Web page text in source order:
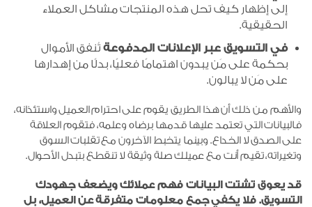
إلى إظهار كيف تحل هذه المنتجات مشاكل العملاء
الحقيقية.
في التسويق عبر الإعلانات المدفوعة تُنفق الأموال
بحكمة على مَن يبدون اهتمامًا فعليًا، بدلًا من إهدارها
على مَن لا يبالون.
والأهم من ذلك أن هذا الطريق يقوم على احترام العميل واستئذانه،
فالبيانات التي تعتمد عليها قدمها برضاه وعلمه، فتقوم العلاقة
على الصدق لا الخداع. وبينما يتخبط الآخرون مع تقلبات السوق
وتغيراته، تقيم أنت مع عميلك صلة وثيقة لا تنقطع بتبدل الأحوال.
قد يعوق تشتت البيانات فهم عملائك ويضعف جهودك
التسويق. فلا يكفي جمع معلومات متفرقة عن العميل، بل